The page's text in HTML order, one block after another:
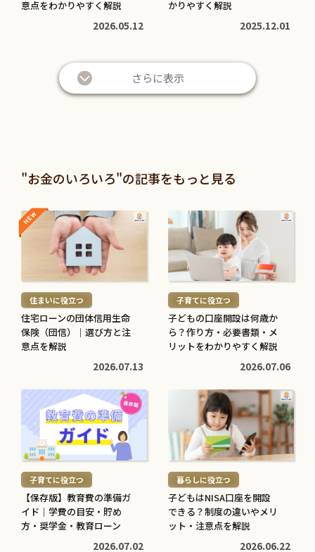
意点をわかりやすく解説
2026.05.12
かりやすく解説
2025.12.01
さらに表示
"お金のいろいろ"の記事をもっと見る
続
き
む
>
NEW
NEW
住まいに役立つ
住宅ローンの団体信用生命
保険（団信）｜選び方と注
意点を解説
2026.07.13
続
き
を
読
む
> 子育てに役立つ
子どもの口座開設は何歳か
ら？作り方・必要書類・メ
リットをわかりやすく解説
2026.07.06
を
読
む
> 子育てに役立つ
【保存版】教育費の準備ガ
イド｜学費の目安・貯め
方・奨学金・教育ローン
2026.07.02
を
読
む
> 暮らしに役立つ
子どもはNISA口座を開設
できる？制度の違いやメリ
ット・注意点を解説
2026.06.22